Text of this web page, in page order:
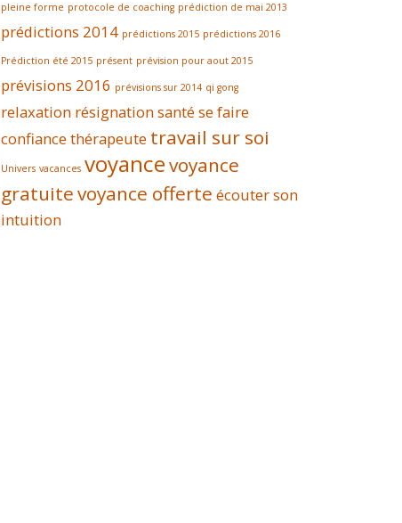
pleine forme protocole de coaching prédiction de mai 2013
prédictions 2014 prédictions 2015 prédictions 2016
Prédiction été 2015 présent prévision pour aout 2015
prévisions 2016 prévisions sur 2014 qi gong
relaxation résignationsantése faire
confiancethérapeute travail sur soi
Univers vacances voyancevoyance
gratuitevoyance offerte écouter son
intuition